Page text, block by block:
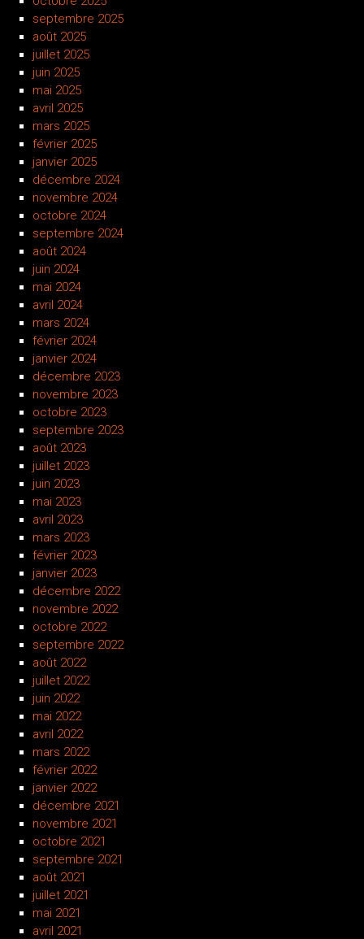
septembre 2025
août 2025
juillet 2025
juin 2025
mai 2025
avril 2025
mars 2025
février 2025
janvier 2025
décembre 2024
novembre 2024
octobre 2024
septembre 2024
août 2024
juin 2024
mai 2024
avril 2024
mars 2024
février 2024
janvier 2024
décembre 2023
novembre 2023
octobre 2023
septembre 2023
août 2023
juillet 2023
juin 2023
mai 2023
avril 2023
mars 2023
février 2023
janvier 2023
décembre 2022
novembre 2022
octobre 2022
septembre 2022
août 2022
juillet 2022
juin 2022
mai 2022
avril 2022
mars 2022
février 2022
janvier 2022
décembre 2021
novembre 2021
octobre 2021
septembre 2021
août 2021
juillet 2021
mai 2021
avril 2021